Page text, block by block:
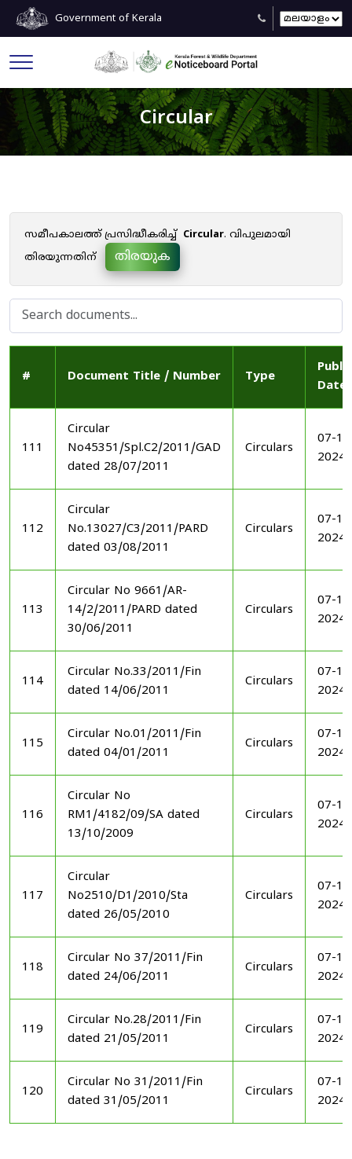
Government of Kerala
Circular
സമീപകാലത്ത് പ്രസിദ്ധീകരിച്ച് Circular. വിപുലമായി
തിരയുന്നതിന്
തിരയുക
# Document Title / Number Type
Date
111
Circular
No45351/Spl.C2/2011/GAD
dated 28/07/2011
Circulars
07-
2024
112
Circular
No.13027/C3/2011/PARD
dated 03/08/2011
Circulars
07-
2024
113
Circular No 9661/AR-
14/2/2011/PARD dated
30/06/2011
Circulars
07-
2024
114
Circular No.33/2011/Fin
dated 14/06/2011
Circulars
07-
2024
115
Circular No.01/2011/Fin
dated 04/01/2011
Circulars
07-
2024
116
Circular No
RM1/4182/09/SA dated
13/10/2009
Circulars
07-
2024
117
Circular
No2510/D1/2010/Sta
dated 26/05/2010
Circulars
07-
2024
118
Circular No 37/2011/Fin
dated 24/06/2011
Circulars
07-
2024
119
Circular No.28/2011/Fin
dated 21/05/2011
Circulars
07-
2024
120
Circular No 31/2011/Fin
dated 31/05/2011
Circulars
07-
2024